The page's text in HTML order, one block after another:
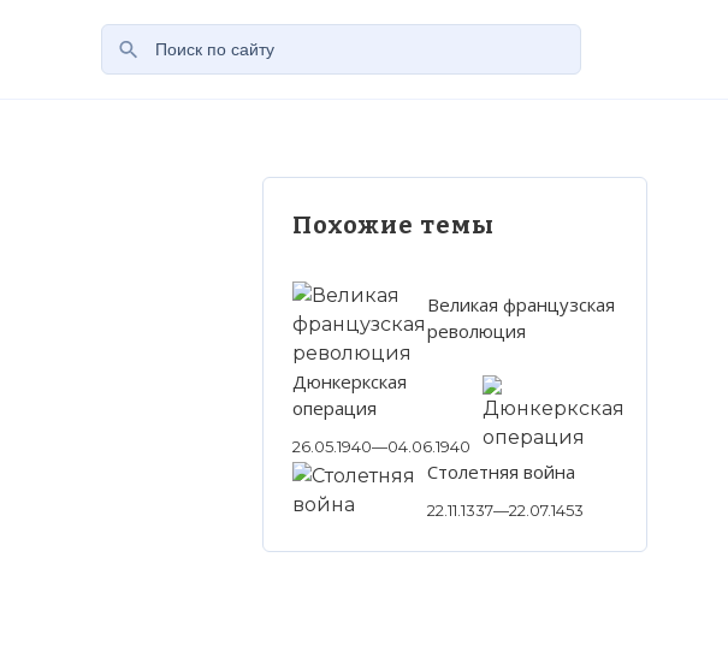
Похожие темы
Великая французская
революция
Дюнкеркская
операция
26.05.1940—04.06.1940
Столетняя война
22.11.1337—22.07.1453